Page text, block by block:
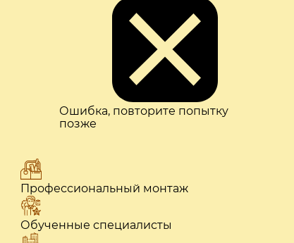
Ошибка, повторите попытку
позже
Профессиональный монтаж
Обученные специалисты